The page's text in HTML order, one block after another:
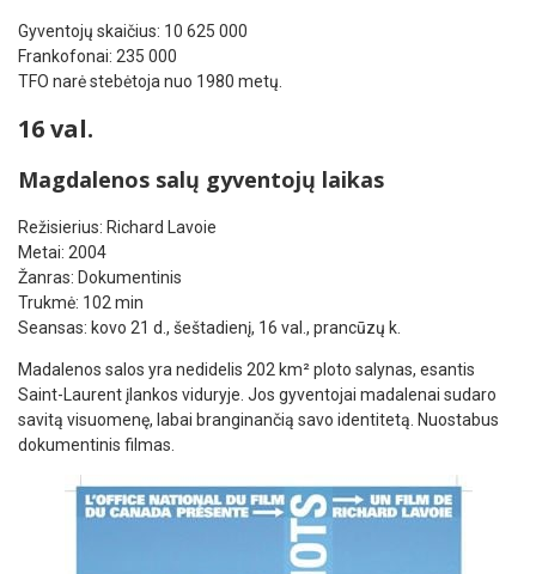
Gyventojų skaičius: 10 625 000
Frankofonai: 235 000
TFO narė stebėtoja nuo 1980 metų.
16 val.
Magdalenos salų gyventojų laikas
Režisierius: Richard Lavoie
Metai: 2004
Žanras: Dokumentinis
Trukmė: 102 min
Seansas: kovo 21 d., šeštadienį, 16 val., prancūzų k.
Madalenos salos yra nedidelis 202 km² ploto salynas, esantis
Saint-Laurent įlankos viduryje. Jos gyventojai madalenai sudaro
savitą visuomenę, labai branginančią savo identitetą. Nuostabus
dokumentinis filmas.